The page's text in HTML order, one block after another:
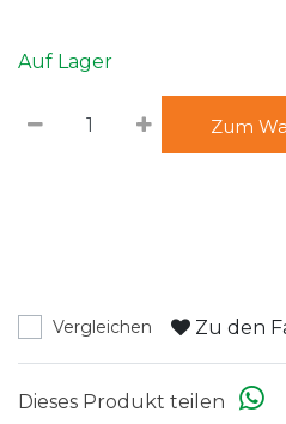
Auf Lager
Zum
Vergleichen Zu den
Dieses Produkt teilen